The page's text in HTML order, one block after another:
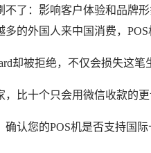
不了：影响客户体验和品牌形
多的外国人来中国消费，
却被拒绝，不仅会损失这
，比十个只会用微信收款的
确认您的POS机是否支持国